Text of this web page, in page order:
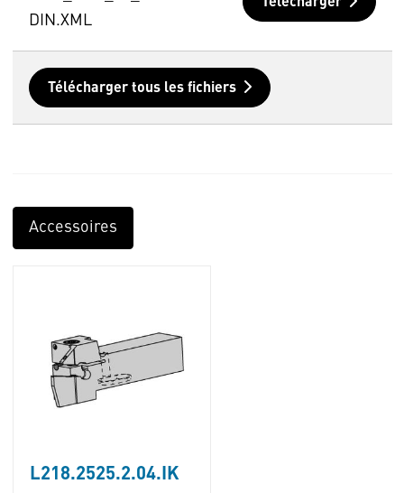
DIN.XML
Télécharger tous les fichiers
Accessoires
L218.2525.2.04.IK